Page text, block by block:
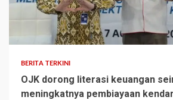
BERITA TERKINI
OJK dorong literasi keuangan
meningkatnya pembiayaan